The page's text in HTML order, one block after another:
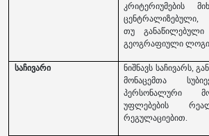
კრიტერიუმების
ცენტრალიზებული,
თუ
გეოგრაფიული
საჩივარი
ნიშნავს საჩივარს,
მონაცემთა
პერსონალური
უფლებების
რეგულაციებით.